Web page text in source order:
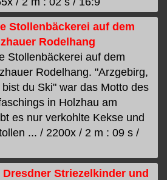
Stollenbäckerei auf dem
Rodelhang
Stollenbäckerei auf dem
Rodelhang. "Arzgebirg,
bist du Ski" war das Motto des
in Holzhau am
es nur verkohlte Kekse und
... / 2200x / 2 m : 09 s /
Dresdner Striezelkinder und